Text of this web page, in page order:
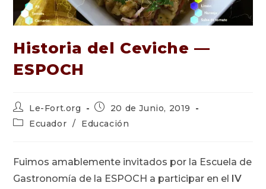
Historia del Ceviche —
ESPOCH
Autor
de
la
Le-Fort.org
Publicación
la
20 de Junio, 2019
Categoría
entrada:
Ecuador / Educación
Fuimos amablemente invitados por la Escuela de
Gastronomía de la ESPOCH a participar en el
IV